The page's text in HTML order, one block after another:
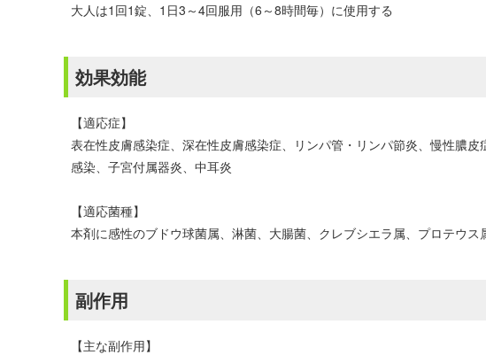
大人は1回1錠、1日3～4回服用（6～8時間毎）に使用する
効果効能
【適応症】
表在性皮膚感染症、深在性皮膚感染症、リンパ管・リンパ節炎、慢性膿
感染、子宮付属器炎、中耳炎
【適応菌種】
本剤に感性のブドウ球菌属、淋菌、大腸菌、クレブシエラ属、プロテウ
副作用
【主な副作用】